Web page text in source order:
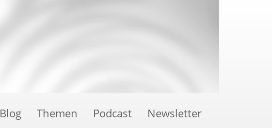
Blog Themen Podcast Newsletter